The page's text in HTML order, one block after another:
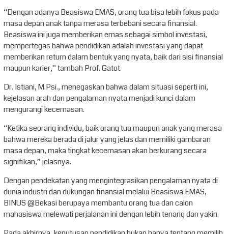
“Dengan adanya Beasiswa EMAS, orang tua bisa lebih fokus pada
masa depan anak tanpa merasa terbebani secara finansial.
Beasiswa ini juga memberikan emas sebagai simbol investasi,
mempertegas bahwa pendidikan adalah investasi yang dapat
memberikan return dalam bentuk yang nyata, baik dari sisi finansial
maupun karier,” tambah Prof. Gatot.
Dr. Istiani, M.Psi., menegaskan bahwa dalam situasi seperti ini,
kejelasan arah dan pengalaman nyata menjadi kunci dalam
mengurangi kecemasan.
“Ketika seorang individu, baik orang tua maupun anak yang merasa
bahwa mereka berada di jalur yang jelas dan memiliki gambaran
masa depan, maka tingkat kecemasan akan berkurang secara
signifikan,” jelasnya.
Dengan pendekatan yang mengintegrasikan pengalaman nyata di
dunia industri dan dukungan finansial melalui Beasiswa EMAS,
BINUS @Bekasi berupaya membantu orang tua dan calon
mahasiswa melewati perjalanan ini dengan lebih tenang dan yakin.